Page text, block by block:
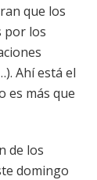
que los
por los
Ahí está el
es más que
de los
domingo